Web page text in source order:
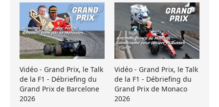
Vidéo - Grand Prix, le Talk
de la F1 - Débriefing du
Grand Prix de Barcelone
2026
Vidéo - Grand Prix, le Talk
de la F1 - Débriefing du
Grand Prix de Monaco
2026